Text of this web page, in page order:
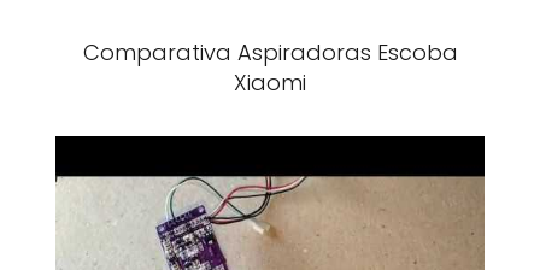
Comparativa Aspiradoras Escoba
Xiaomi